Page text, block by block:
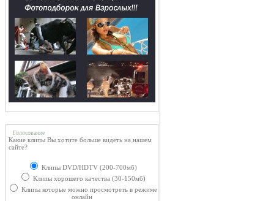
Голосование
Какие клипы Вы хотите больше видеть на нашем
сайте?
Клипы DVD/HDTV (200-700мб)
Клипы хорошего качества (30-150мб)
Клипы которые можно просмотреть в режиме
онлайн